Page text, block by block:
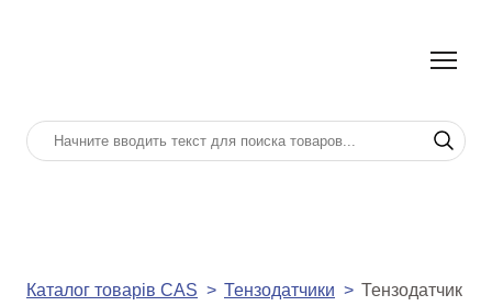
Каталог товарів CAS Тензодатчики
Тензодатчик